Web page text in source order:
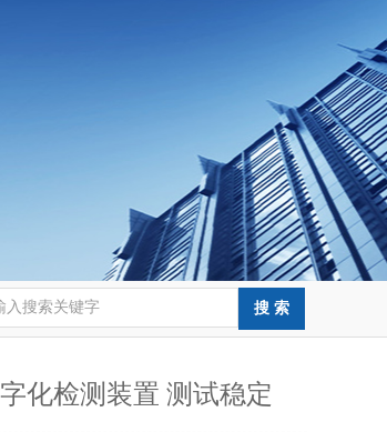
化检测装置 测试稳定